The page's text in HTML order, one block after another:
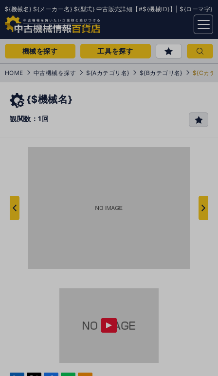
${機械名} ${メーカー名} ${型式} 中古販売詳細【#${機械ID}】| ${ローマ字}
menu
機械を探す 工具を探す
HOME 中古機械を探す ${Aカテゴリ名} ${Bカテゴリ名} ${Cカテ
{$機械名}
観閲数：1回
favo